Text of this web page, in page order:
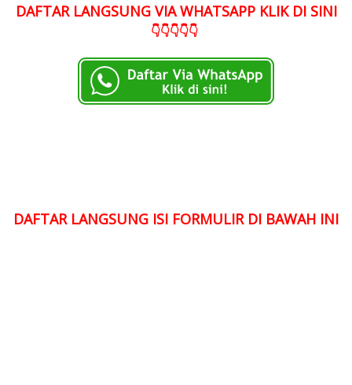
DAFTAR LANGSUNG VIA WHATSAPP KLIK DI SINI
👇👇👇👇👇
DAFTAR LANGSUNG ISI FORMULIR DI BAWAH INI